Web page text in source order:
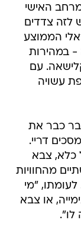
האישי
לזה צדדים
הממוצע
במהירות
עם
עשויה
כבר את
דריי.
כלא, צבא
מהחוויות
"מי
או צבא
לו".